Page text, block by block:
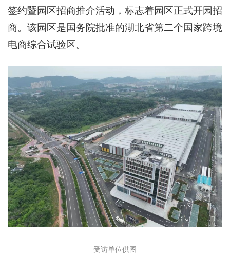
签约暨园区招商推介活动，标志着园区正式开园招
商。该园区是国务院批准的湖北省第二个国家跨境
电商综合试验区。
受访单位供图